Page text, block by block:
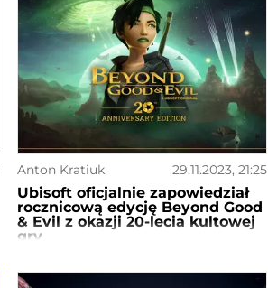
Anton Kratiuk 29.11.2023, 21:25
Ubisoft oficjalnie zapowiedział
rocznicową edycję Beyond Good
& Evil z okazji 20-lecia kultowej
gry